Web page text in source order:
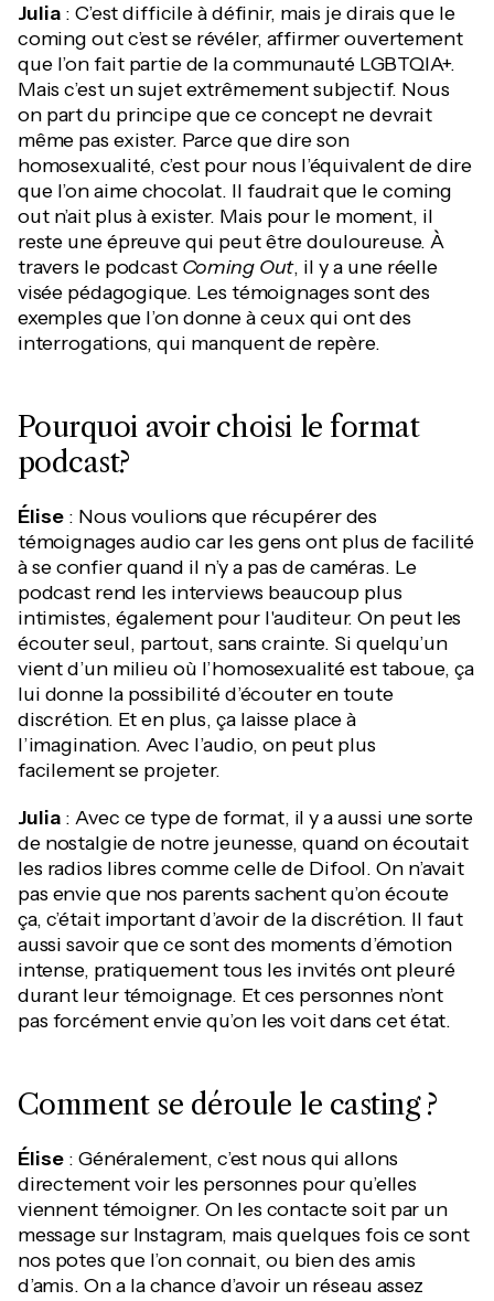
Julia : C’est difficile à définir, mais je dirais que le
coming out c’est se révéler, affirmer ouvertement
que l’on fait partie de la communauté LGBTQIA+.
Mais c’est un sujet extrêmement subjectif. Nous
on part du principe que ce concept ne devrait
même pas exister. Parce que dire son
homosexualité, c’est pour nous l’équivalent de dire
que l’on aime chocolat. Il faudrait que le coming
out n’ait plus à exister. Mais pour le moment, il
reste une épreuve qui peut être douloureuse. À
travers le podcast Coming Out, il y a une réelle
visée pédagogique. Les témoignages sont des
exemples que l’on donne à ceux qui ont des
interrogations, qui manquent de repère.
Pourquoi avoir choisi le format
podcast?
Élise : Nous voulions que récupérer des
témoignages audio car les gens ont plus de facilité
à se confier quand il n’y a pas de caméras. Le
podcast rend les interviews beaucoup plus
intimistes, également pour l'auditeur. On peut les
écouter seul, partout, sans crainte. Si quelqu’un
vient d’un milieu où l’homosexualité est taboue, ça
lui donne la possibilité d’écouter en toute
discrétion. Et en plus, ça laisse place à
l’imagination. Avec l’audio, on peut plus
facilement se projeter.
Julia : Avec ce type de format, il y a aussi une sorte
de nostalgie de notre jeunesse, quand on écoutait
les radios libres comme celle de Difool. On n’avait
pas envie que nos parents sachent qu’on écoute
ça, c’était important d’avoir de la discrétion. Il faut
aussi savoir que ce sont des moments d’émotion
intense, pratiquement tous les invités ont pleuré
durant leur témoignage. Et ces personnes n’ont
pas forcément envie qu’on les voit dans cet état.
Comment se déroule le casting ?
Élise : Généralement, c’est nous qui allons
directement voir les personnes pour qu’elles
viennent témoigner. On les contacte soit par un
message sur Instagram, mais quelques fois ce sont
nos potes que l’on connait, ou bien des amis
d’amis. On a la chance d’avoir un réseau assez